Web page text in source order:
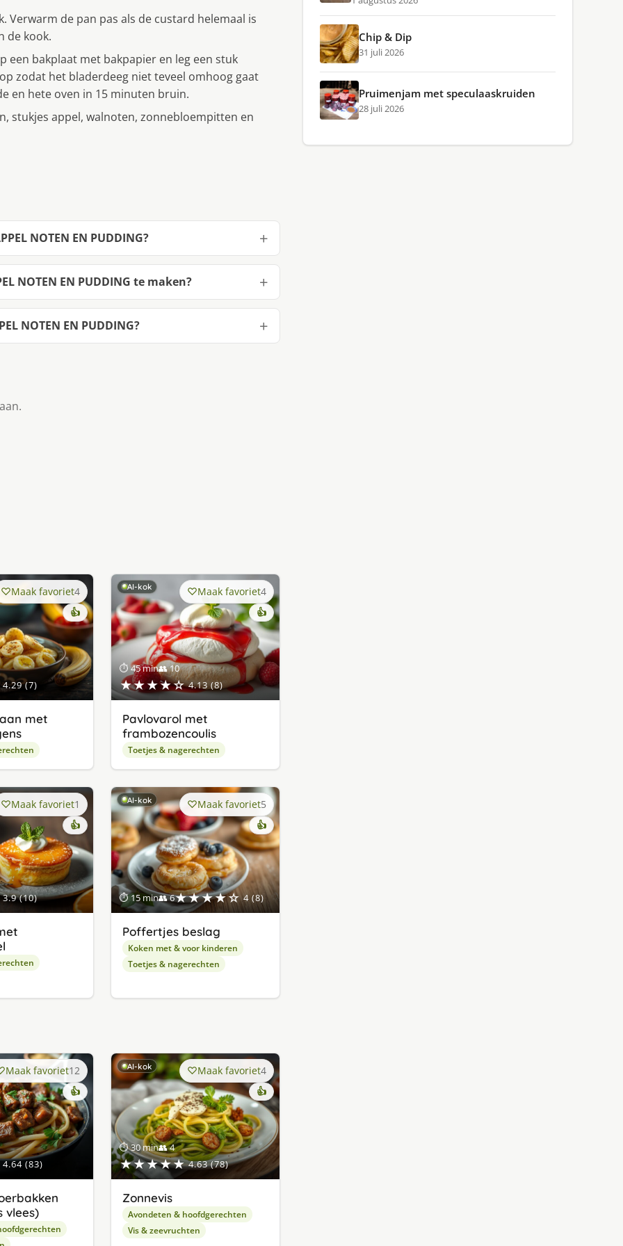
de pan pas als de custard helemaal is
de kook.
een bakplaat met bakpapier en leg een stuk
zodat het bladerdeeg niet teveel omhoog gaat
en hete oven in 15 minuten bruin.
stukjes appel, walnoten, zonnebloempitten en
NOTEN EN PUDDING?
NOTEN EN PUDDING te maken?
NOTEN EN PUDDING?
4.29 (7)
Maak favoriet4
👍
met
AI-kok
⏱ 45 min👥 10
★★★★☆ 4.13 (8)
Maak favoriet4
👍
Pavlovarol met
frambozencoulis
Toetjes & nagerechten
3.9 (10)
Maak favoriet1
👍
AI-kok
⏱ 15 min👥 6★★★★☆ 4 (8)
Maak favoriet5
👍
Poffertjes beslag
Koken met & voor kinderen
Toetjes & nagerechten
4.64 (83)
Maak favoriet12
👍
vlees)
AI-kok
⏱ 30 min👥 4
★★★★★ 4.63 (78)
Maak favoriet4
👍
Zonnevis
Avondeten & hoofdgerechten
Vis & zeevruchten
Chip & Dip
31 juli 2026
Pruimenjam met speculaaskruiden
28 juli 2026